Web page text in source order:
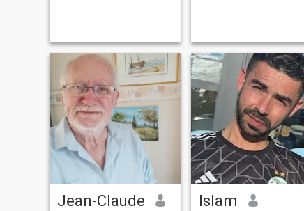
Jean-Claude Islam